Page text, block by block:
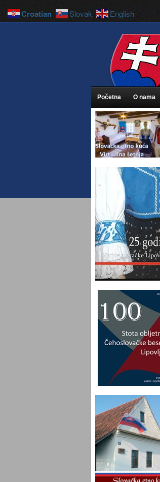
Početna O nama
Croatian Slovak English